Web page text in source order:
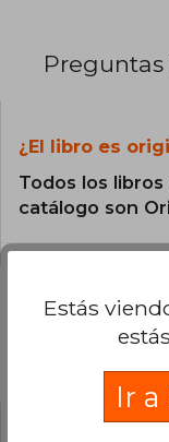
¿El libro es
Todos los
catálogo son
Estás
Ir